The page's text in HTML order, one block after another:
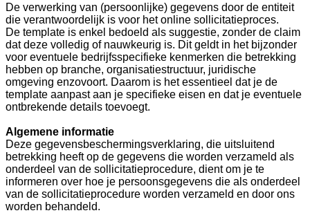
De verwerking van (persoonlijke) gegevens door de entiteit
die verantwoordelijk is voor het online sollicitatieproces.
De template is enkel bedoeld als suggestie, zonder de claim
dat deze volledig of nauwkeurig is. Dit geldt in het bijzonder
voor eventuele bedrijfsspecifieke kenmerken die betrekking
hebben op branche, organisatiestructuur, juridische
omgeving enzovoort. Daarom is het essentieel dat je de
template aanpast aan je specifieke eisen en dat je eventuele
ontbrekende details toevoegt.
Algemene informatie
Deze gegevensbeschermingsverklaring, die uitsluitend
betrekking heeft op de gegevens die worden verzameld als
onderdeel van de sollicitatieprocedure, dient om je te
informeren over hoe je persoonsgegevens die als onderdeel
van de sollicitatieprocedure worden verzameld en door ons
worden behandeld.